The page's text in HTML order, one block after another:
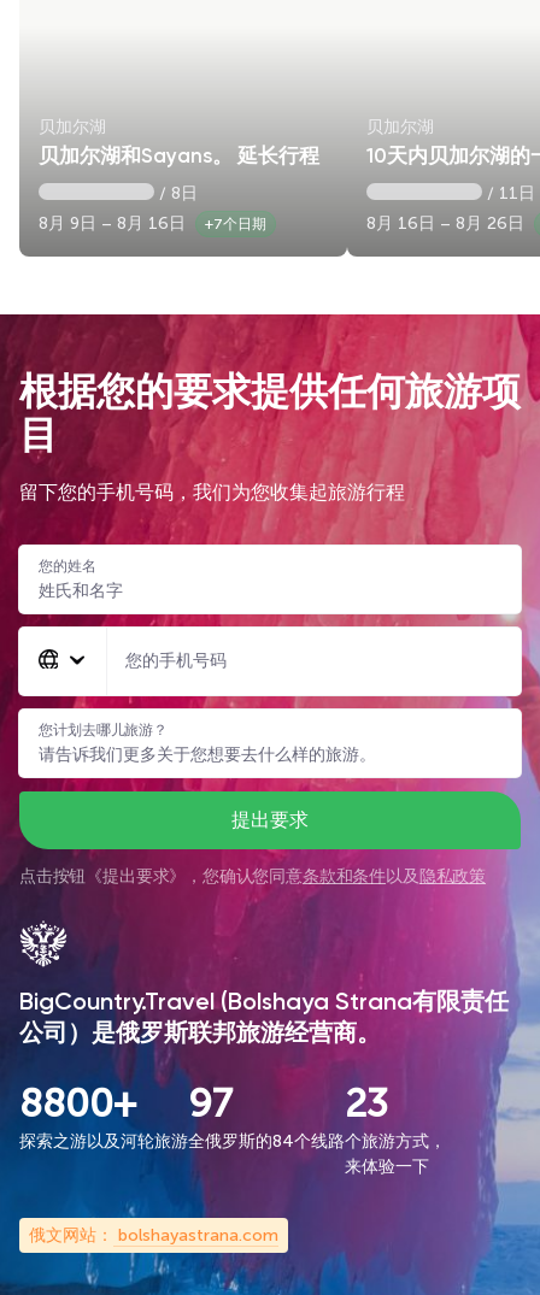
贝加尔湖
贝加尔湖和Sayans。 延长行程
/ 8日
8月 9日 – 8月 16日
+7个日期
贝加尔湖
10天内贝加尔湖的
/ 11日
8月 16日 – 8月 26日
根据您的要求提供任何旅游项
目
留下您的手机号码，我们为您收集起旅游行程
您的姓名
您的手机号码
您计划去哪儿旅游？
提出要求
点击按钮《提出要求》，您确认您同意条款和条件以及 隐私政策
BigCountry.Travel (Bolshaya Strana有限责任
公司）是俄罗斯联邦旅游经营商。
8800+
探索之游以及河轮旅游
97
全俄罗斯的84个线路
23
个旅游方式，
来体验一下
俄文网站： bolshayastrana.com